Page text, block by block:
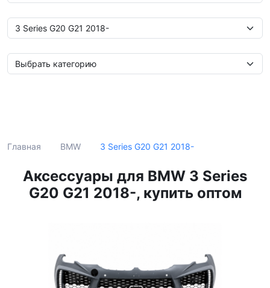
Главная BMW 3 Series G20 G21 2018-
Аксессуары для BMW 3 Series
G20 G21 2018-, купить оптом